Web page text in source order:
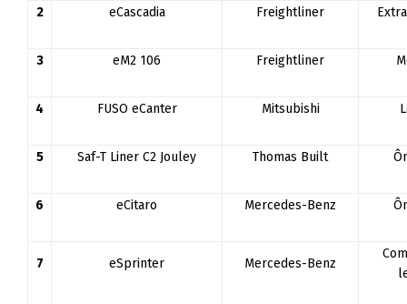
2 eCascadia Freightliner
3 eM2 106 Freightliner
4 FUSO eCanter Mitsubishi
5 Saf-T Liner C2 Jouley Thomas Built
6 eCitaro Mercedes-Benz
7 eSprinter Mercedes-Benz